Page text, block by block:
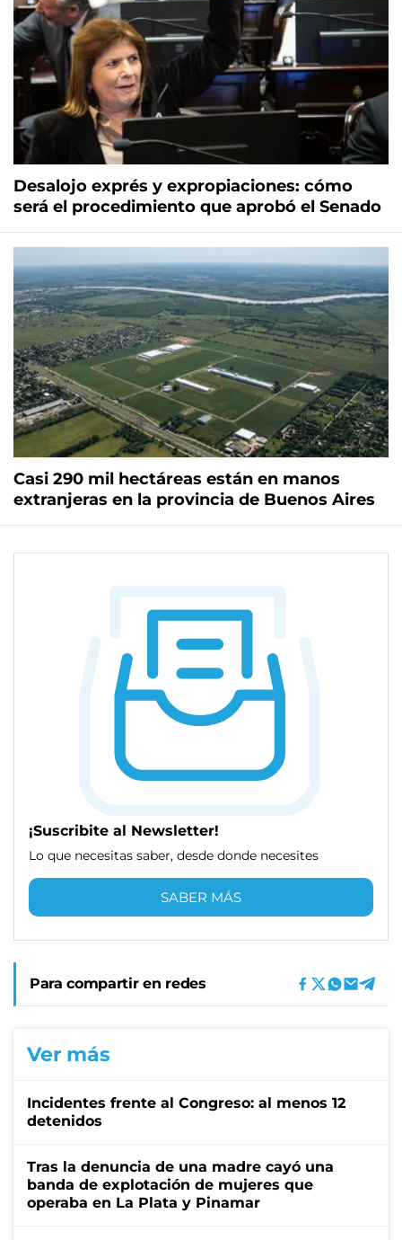
Desalojo exprés y expropiaciones: cómo
será el procedimiento que aprobó el Senado
Casi 290 mil hectáreas están en manos
extranjeras en la provincia de Buenos Aires
¡Suscribite al Newsletter!
Lo que necesitas saber, desde donde necesites
SABER MÁS
Para compartir en redes
Ver más
Incidentes frente al Congreso: al menos 12
detenidos
Tras la denuncia de una madre cayó una
banda de explotación de mujeres que
operaba en La Plata y Pinamar